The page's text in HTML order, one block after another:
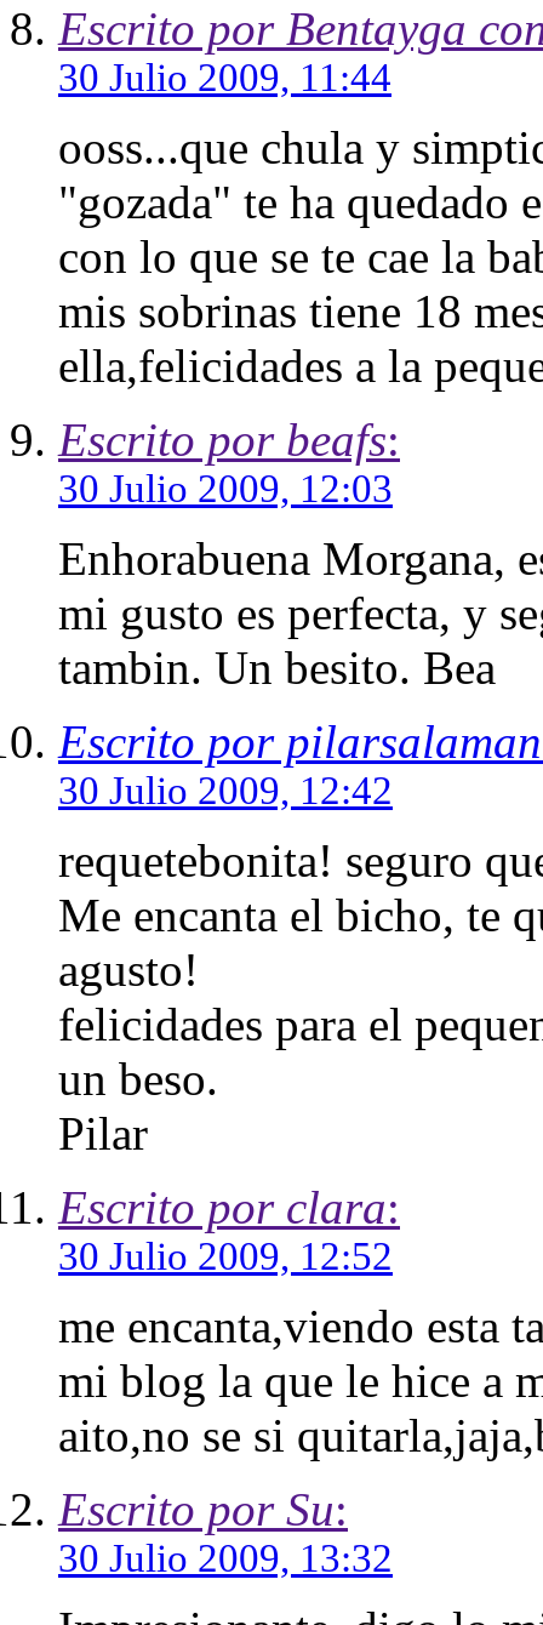
Escrito por Bentayga
30 Julio 2009, 11:44
ooss...que chula y
"gozada" te ha quedado
con lo que se te cae la
mis sobrinas tiene 18
ella,felicidades a la
Escrito por beafs:
30 Julio 2009, 12:03
Enhorabuena Morgana,
mi gusto es perfecta, y
tambin. Un besito. Bea
Escrito por
30 Julio 2009, 12:42
requetebonita! seguro
Me encanta el bicho, te
agusto!
felicidades para el
un beso.
Pilar
Escrito por clara:
30 Julio 2009, 12:52
me encanta,viendo esta
mi blog la que le hice a
aito,no se si
Escrito por Su:
30 Julio 2009, 13:32